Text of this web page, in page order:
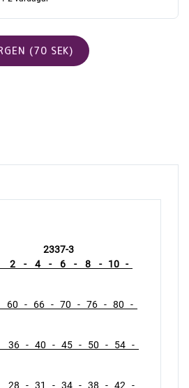
(70 SEK)
2337-3
2 - 4 - 6 - 8 - 10 -
66 - 70 - 76 - 80 -
40 - 45 - 50 - 54 -
- 31 - 34 - 38 - 42 -